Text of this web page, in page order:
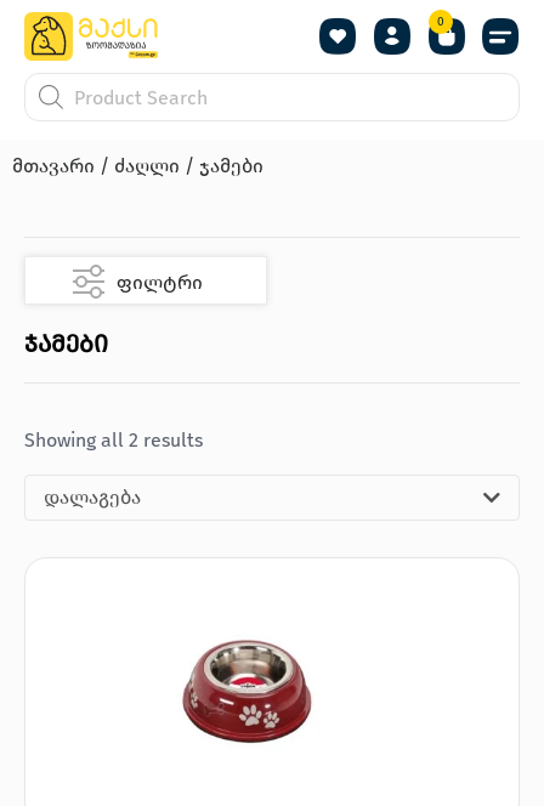
0
მთავარი / ძაღლი / ჯამები
ფილტრი
ჯამები
Showing all 2 results
დალაგება